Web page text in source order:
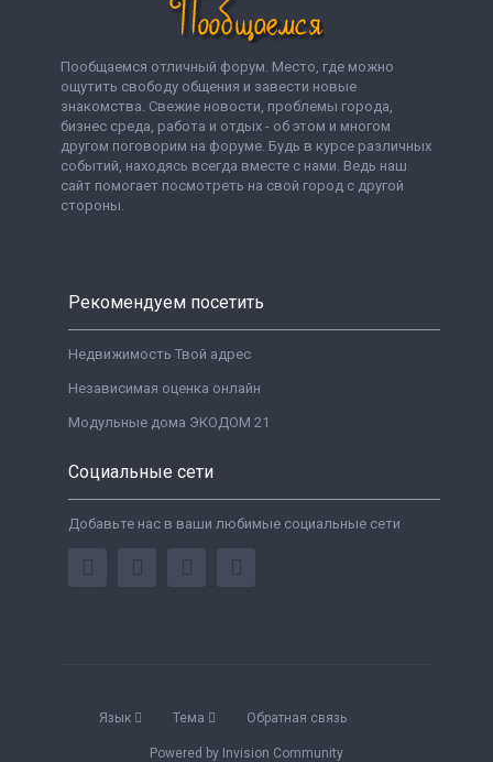
Пообщаемся отличный форум. Место, где можно
ощутить свободу общения и завести новые
знакомства. Свежие новости, проблемы города,
бизнес среда, работа и отдых - об этом и многом
другом поговорим на форуме. Будь в курсе различных
событий, находясь всегда вместе с нами. Ведь наш
сайт помогает посмотреть на свой город с другой
стороны.
Рекомендуем посетить
Недвижимость Твой адрес
Независимая оценка онлайн
Модульные дома ЭКОДОМ 21
Социальные сети
Добавьте нас в ваши любимые социальные сети
Язык Тема Обратная связь
Powered by Invision Community